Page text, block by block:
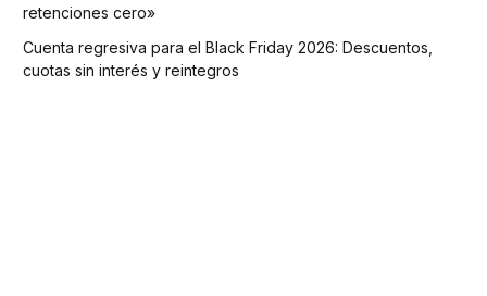
retenciones cero»
Cuenta regresiva para el Black Friday 2026: Descuentos,
cuotas sin interés y reintegros